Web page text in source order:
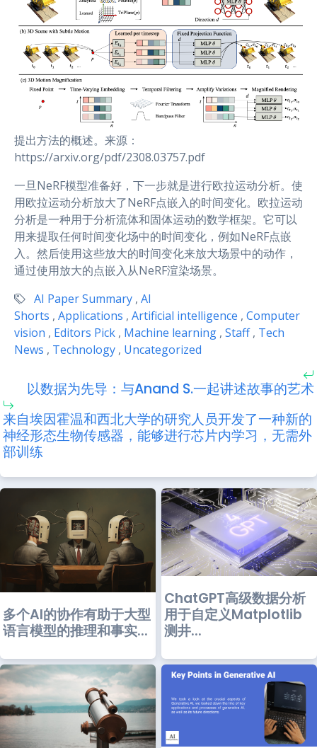
提出方法的概述。来源：
https://arxiv.org/pdf/2308.03757.pdf
一旦NeRF模型准备好，下一步就是进行欧拉运动分析。使
用欧拉运动分析放大了NeRF点嵌入的时间变化。欧拉运动
分析是一种用于分析流体和固体运动的数学框架。它可以
用来提取任何时间变化场中的时间变化，例如NeRF点嵌
入。然后使用这些放大的时间变化来放大场景中的动作，
通过使用放大的点嵌入从NeRF渲染场景。
AI Paper Summary , AI
Shorts , Applications , Artificial intelligence , Computer
vision , Editors Pick , Machine learning , Staff , Tech
News , Technology , Uncategorized
以数据为先导：与Anand S.一起讲述故事的艺术
来自埃因霍温和西北大学的研究人员开发了一种新的
神经形态生物传感器，能够进行芯片内学习，无需外
部训练
多个AI的协作有助于大型
语言模型的推理和事实...
ChatGPT高级数据分析
用于自定义Matplotlib
测井...